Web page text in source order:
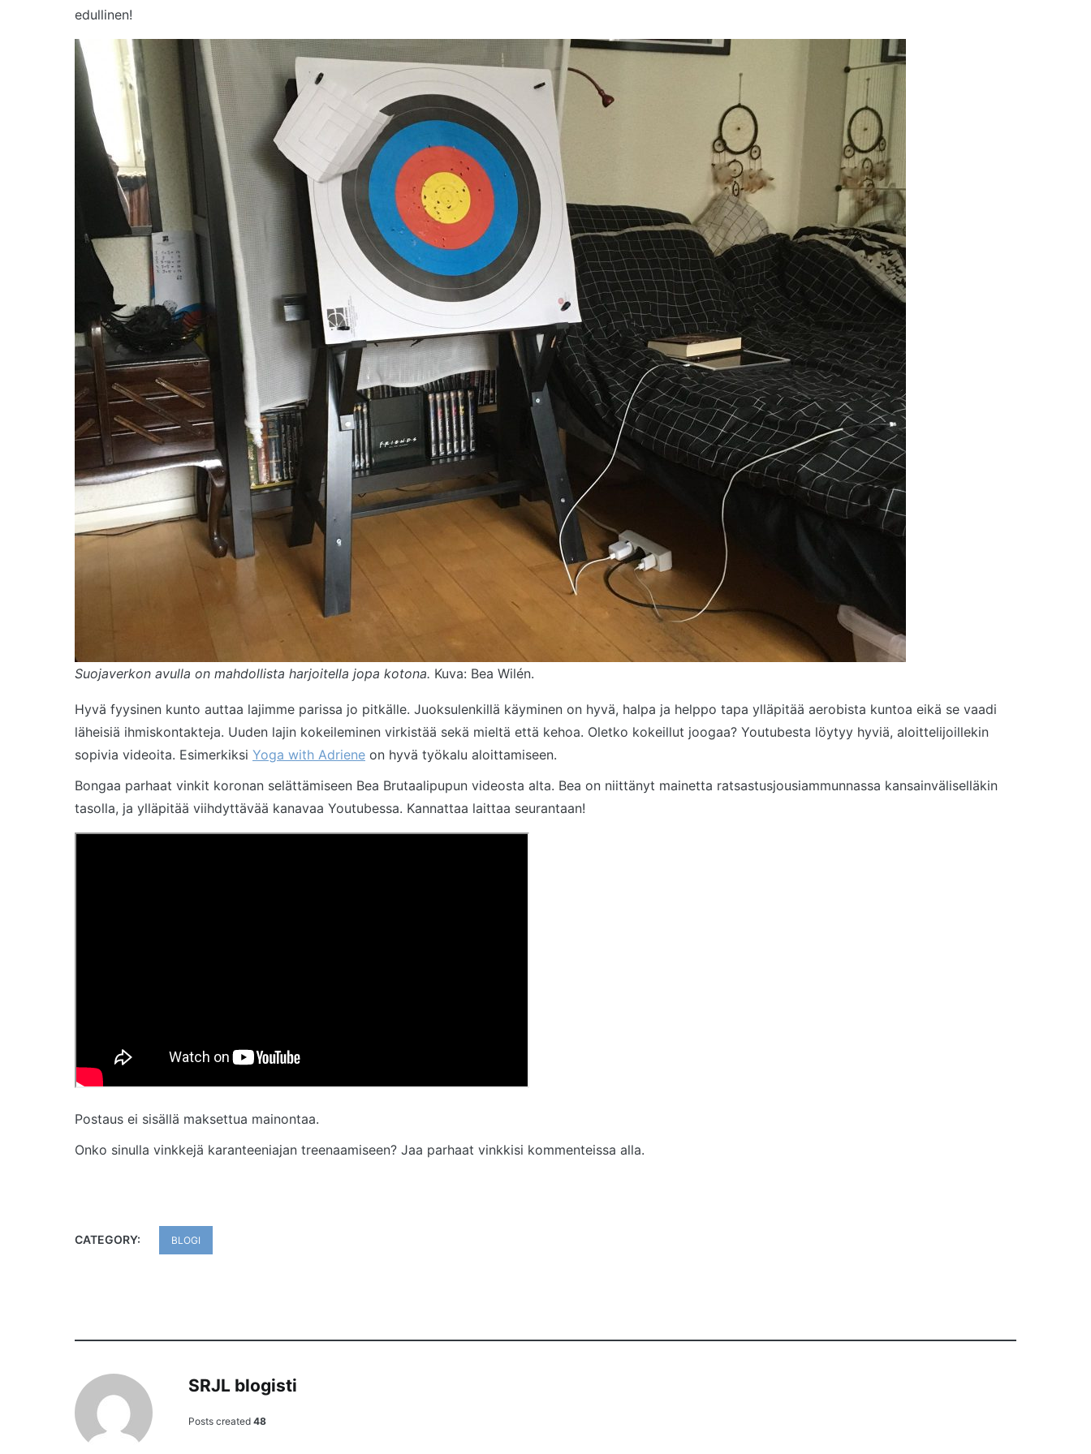
edullinen!
Suojaverkon avulla on mahdollista harjoitella jopa kotona. Kuva: Bea Wilén.
Hyvä fyysinen kunto auttaa lajimme parissa jo pitkälle. Juoksulenkillä käyminen on hyvä, halpa ja helppo tapa ylläpitää aerobista kuntoa eikä se vaadi
läheisiä ihmiskontakteja. Uuden lajin kokeileminen virkistää sekä mieltä että kehoa. Oletko kokeillut joogaa? Youtubesta löytyy hyviä, aloittelijoillekin
sopivia videoita. Esimerkiksi Yoga with Adriene on hyvä työkalu aloittamiseen.
Bongaa parhaat vinkit koronan selättämiseen Bea Brutaalipupun videosta alta. Bea on niittänyt mainetta ratsastusjousiammunnassa kansainväliselläkin
tasolla, ja ylläpitää viihdyttävää kanavaa Youtubessa. Kannattaa laittaa seurantaan!
Postaus ei sisällä maksettua mainontaa.
Onko sinulla vinkkejä karanteeniajan treenaamiseen? Jaa parhaat vinkkisi kommenteissa alla.
CATEGORY: BLOGI
SRJL blogisti
Posts created 48